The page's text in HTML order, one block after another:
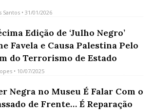
Santos • 31/01/2026
Edição de ‘Julho Negro’
Favela e Causa Palestina Pelo
do Terrorismo de Estado
• 10/07/2025
Negra no Museu É Falar Com o
de Frente… É Reparação